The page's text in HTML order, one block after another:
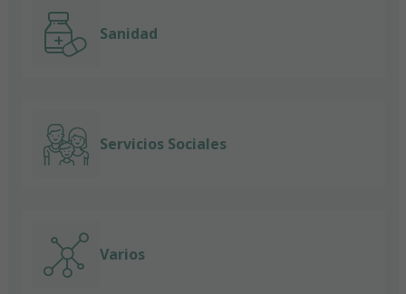
Sanidad
Servicios Sociales
Varios